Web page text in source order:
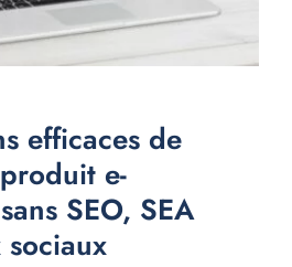
efficaces de
e-
SEO, SEA
sociaux